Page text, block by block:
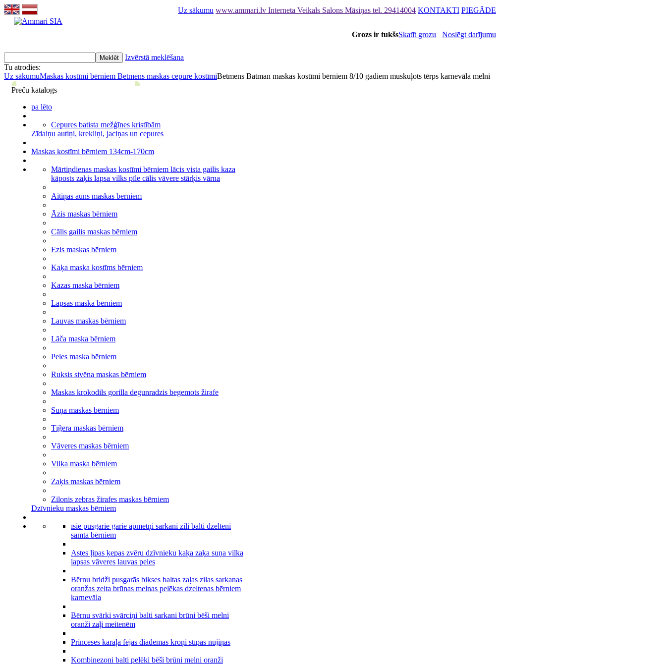
Uz sākumu www.ammari.lv Interneta Veikals Salons Māsiņas tel. 29414004 KONTAKTI PIEGĀDE
Grozs ir tukšsSkatīt grozu Noslēgt darījumu
Izvērstā meklēšana
Tu atrodies:
Uz sākumuMaskas kostīmi bērniem Betmens maskas cepure kostīmiBetmens Batman maskas kostīmi bērniem 8/10 gadiem muskuļots tērps karnevāla melni
Preču katalogs
pa lēto
Cepures batista mežģīnes kristībām
Zīdaiņu autiņi, krekliņi, jaciņas un cepures
Maskas kostīmi bērniem 134cm-170cm
Mārtiņdienas maskas kostīmi bērniem lācis vista gailis kaza
kāposts zaķis lapsa vilks pīle cālis vāvere stārķis vārna
Aitiņas auns maskas bērniem
Āzis maskas bērniem
Cālis gailis maskas bērniem
Ezis maskas bērniem
Kaķa maska kostīms bērniem
Kazas maska bērniem
Lapsas maska bērniem
Lauvas maskas bērniem
Lāča maska bērniem
Peles maska bērniem
Ruksis sivēna maskas bērniem
Maskas krokodils gorilla degunradzis begemots žirafe
Suņa maskas bērniem
Tīğera maskas bērniem
Vāveres maskas bērniem
Vilka maska bērniem
Zaķis maskas bērniem
Zilonis zebras žirafes maskas bērniem
Dzīvnieku maskas bērniem
īsie pusgarie garie apmetņi sarkani zili balti dzelteni
samta bērniem
Astes ļipas ķepas zvēru dzīvnieku kaķa zaķa suņa vilka
lapsas vāveres lauvas peles
Bērnu bridži pusgarās bikses baltas zaļas zilas sarkanas
oranžas zelta brūnas melnas pelēkas dzeltenas bērniem
karnevāla
Bērnu svārki svārciņi balti sarkani brūni bēši melni
oranži zaļi meitenēm
Princeses karaļa fejas diadēmas kroņi stīpas nūjiņas
Kombinezoni balti pelēki bēši brūni melni oranži